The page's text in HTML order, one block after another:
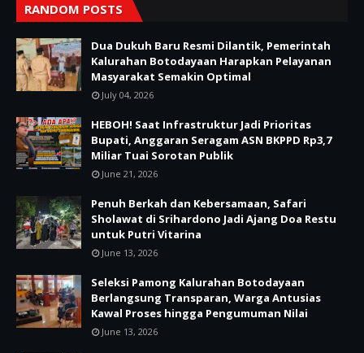
RANDOM POSTS
Dua Dukuh Baru Resmi Dilantik, Pemerintah
Kalurahan Botodayaan Harapkan Pelayanan
Masyarakat Semakin Optimal
July 04, 2026
HEBOH! Saat Infrastruktur Jadi Prioritas
Bupati, Anggaran Seragam ASN BKPPD Rp3,7
Miliar Tuai Sorotan Publik
June 21, 2026
Penuh Berkah dan Kebersamaan, Safari
Sholawat di Srihardono Jadi Ajang Doa Restu
untuk Putri Vitarina
June 13, 2026
Seleksi Pamong Kalurahan Botodayaan
Berlangsung Transparan, Warga Antusias
Kawal Proses hingga Pengumuman Nilai
June 13, 2026